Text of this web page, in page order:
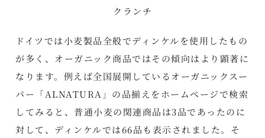
クランチ
ドイツでは小麦製品全般でディンケルを使用したもの
が多く、オーガニック商品ではその傾向はより顕著に
なります。例えば全国展開しているオーガニックスー
パー「ALNATURA」の品揃えをホームページで検索
してみると、普通小麦の関連商品は3品であったのに
対して、ディンケルでは66品も表示されました。そ